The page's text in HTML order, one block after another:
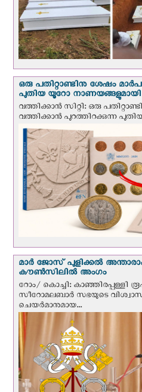
ഒരു പതിറ്റാണ്ടിനു ശേഷം
പുതിയ യൂറോ നാണയങ്ങളുമായി
വത്തിക്കാന്‍ സിറ്റി: ഒരു
വത്തിക്കാൻ പുറത്തിറക്കുന്ന
മാർ ജോസ് പുളിക്കൽ
കൗൺസിലിൽ അംഗം
റോം/ കൊച്ചി: കാഞ്ഞിരപ്പള്ളി
സീറോമലബാർ സഭയുടെ
ചെയർമാനുമായ...